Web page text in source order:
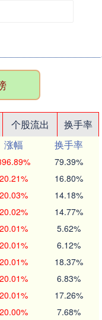
个股流出
换手率
涨幅
换手率
79.39%
20.21% 16.80%
20.03% 14.18%
20.02% 14.77%
20.01% 5.62%
20.01% 6.12%
20.01% 18.37%
20.01% 6.83%
20.01% 17.26%
20.00% 7.68%